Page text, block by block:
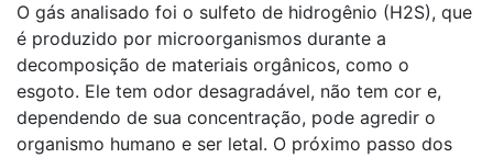
O gás analisado foi o sulfeto de hidrogênio (H2S), que
é produzido por microorganismos durante a
decomposição de materiais orgânicos, como o
esgoto. Ele tem odor desagradável, não tem cor e,
dependendo de sua concentração, pode agredir o
organismo humano e ser letal. O próximo passo dos